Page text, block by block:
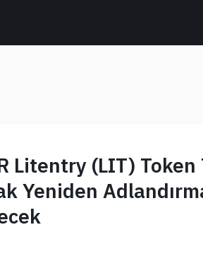
Litentry (LIT) Token
Yeniden